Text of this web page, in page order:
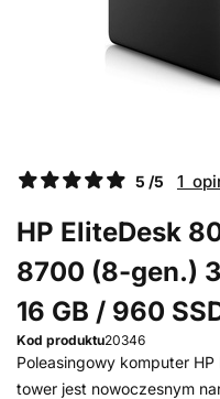
5 /5 1
HP EliteDesk
8700 (8-gen.)
16 GB / 960
Kod produktu20346
Poleasingowy komputer
tower jest nowoczesnym